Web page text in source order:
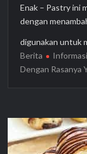
Enak – Pastry ini
dengan
digunakan untuk
Berita Informasi
Dengan Rasanya